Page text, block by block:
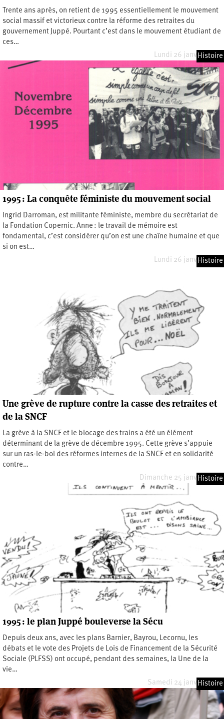
Trente ans après, on retient de 1995 essentiellement le mouvement
social massif et victorieux contre la réforme des retraites du
gouvernement Juppé. Pourtant c’est dans le mouvement étudiant de
ces…
Lundi 26 janvier 2026
Histoire
1995 : La conquête féministe du mouvement social
Ingrid Darroman, est militante féministe, membre du secrétariat de
la Fondation Copernic. Anne : le travail de mémoire est
fondamental, c’est considérer qu’on est une chaîne humaine et que
si on est…
Lundi 26 janvier 2026
Histoire
Une grève de rupture contre la casse des retraites et
de la SNCF
La grève à la SNCF et le blocage des trains a été un élément
déterminant de la grève de décembre 1995. Cette grève s’appuie
sur un ras-le-bol des réformes internes de la SNCF et en solidarité
contre…
Dimanche 25 janvier 2026
Histoire
1995 : le plan Juppé bouleverse la Sécu
Depuis deux ans, avec les plans Barnier, Bayrou, Lecornu, les
débats et le vote des Projets de Lois de Financement de la Sécurité
Sociale (PLFSS) ont occupé, pendant des semaines, la Une de la
vie…
Samedi 24 janvier 2026
Histoire